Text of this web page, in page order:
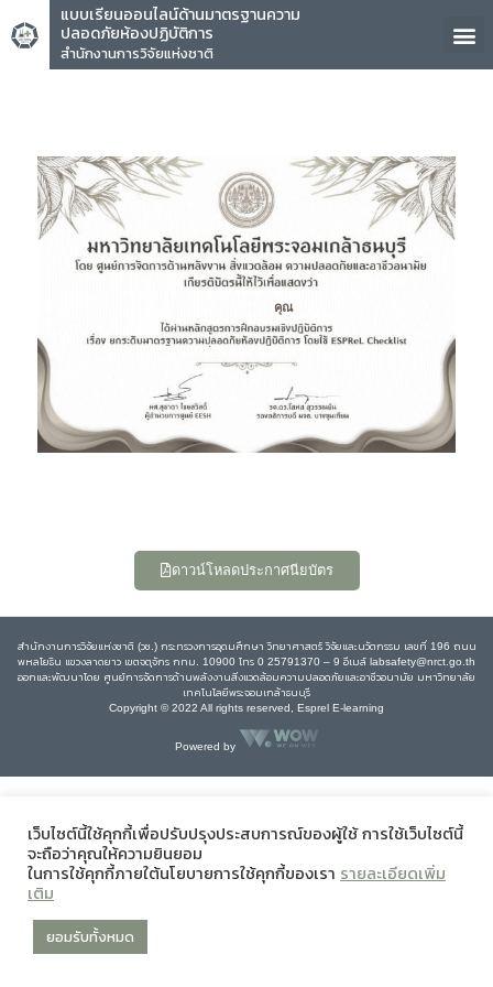
แบบเรียนออนไลน์ด้านมาตรฐานความ
ปลอดภัยห้องปฏิบัติการ
สำนักงานการวิจัยแห่งชาติ
คุณ
ดาวน์โหลดประกาศนียบัตร
สำนักงานการวิจัยแห่งชาติ (วช.) กระทรวงการอุดมศึกษา วิทยาศาสตร์ วิจัยและนวัตกรรม เลขที่ 196 ถนน
พหลโยธิน แขวงลาดยาว เขตจตุจักร กทม. 10900 โทร 0 25791370 – 9 อีเมล์ labsafety@nrct.go.th
ออกและพัฒนาโดย ศูนย์การจัดการด้านพลังงานสิ่งแวดล้อมความปลอดภัยและอาชีวอนามัย มหาวิทยาลัย
เทคโนโลยีพระจอมเกล้าธนบุรี
Copyright © 2022 All rights reserved, Esprel E-learning
Powered by
เว็บไซต์นี้ใช้คุกกี้เพื่อปรับปรุงประสบการณ์ของผู้ใช้ การใช้เว็บไซต์นี้
จะถือว่าคุณให้ความยินยอม
ในการใช้คุกกี้ภายใต้นโยบายการใช้คุกกี้ของเรา รายละเอียดเพิ่ม
เติม
ยอมรับทั้งหมด